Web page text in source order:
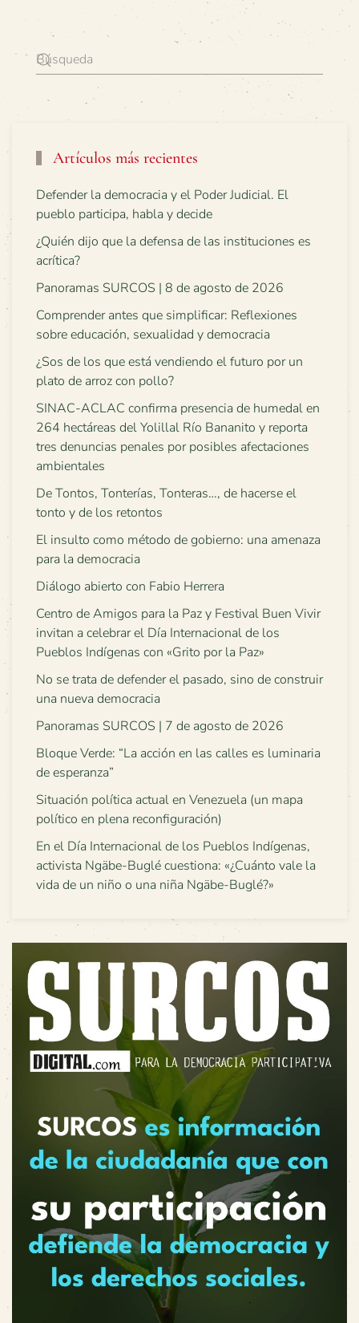
Artículos más recientes
Defender la democracia y el Poder Judicial. El
pueblo participa, habla y decide
¿Quién dijo que la defensa de las instituciones es
acrítica?
Panoramas SURCOS | 8 de agosto de 2026
Comprender antes que simplificar: Reflexiones
sobre educación, sexualidad y democracia
¿Sos de los que está vendiendo el futuro por un
plato de arroz con pollo?
SINAC-ACLAC confirma presencia de humedal en
264 hectáreas del Yolillal Río Bananito y reporta
tres denuncias penales por posibles afectaciones
ambientales
De Tontos, Tonterías, Tonteras…, de hacerse el
tonto y de los retontos
El insulto como método de gobierno: una amenaza
para la democracia
Diálogo abierto con Fabio Herrera
Centro de Amigos para la Paz y Festival Buen Vivir
invitan a celebrar el Día Internacional de los
Pueblos Indígenas con «Grito por la Paz»
No se trata de defender el pasado, sino de construir
una nueva democracia
Panoramas SURCOS | 7 de agosto de 2026
Bloque Verde: “La acción en las calles es luminaria
de esperanza”
Situación política actual en Venezuela (un mapa
político en plena reconfiguración)
En el Día Internacional de los Pueblos Indígenas,
activista Ngäbe-Buglé cuestiona: «¿Cuánto vale la
vida de un niño o una niña Ngäbe-Buglé?»